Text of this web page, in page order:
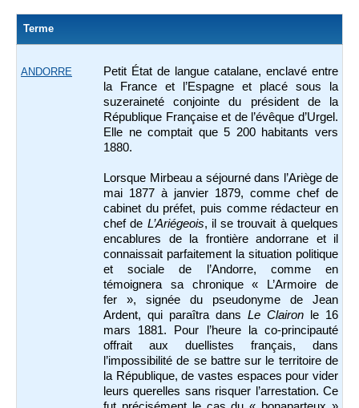
Terme
ANDORRE
Petit État de langue catalane, enclavé entre
la France et l’Espagne et placé sous la
suzeraineté conjointe du président de la
République Française et de l’évêque d’Urgel.
Elle ne comptait que 5 200 habitants vers
1880.
Lorsque Mirbeau a séjourné dans l’Ariège de
mai 1877 à janvier 1879, comme chef de
cabinet du préfet, puis comme rédacteur en
chef de L’Ariégeois, il se trouvait à quelques
encablures de la frontière andorrane et il
connaissait parfaitement la situation politique
et sociale de l’Andorre, comme en
témoignera sa chronique « L’Armoire de
fer », signée du pseudonyme de Jean
Ardent, qui paraîtra dans Le Clairon le 16
mars 1881. Pour l’heure la co-principauté
offrait aux duellistes français, dans
l’impossibilité de se battre sur le territoire de
la République, de vastes espaces pour vider
leurs querelles sans risquer l’arrestation. Ce